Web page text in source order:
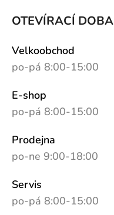
OTEVÍRACÍ DOBA
Velkoobchod
po-pá 8:00-15:00
E-shop
po-pá 8:00-15:00
Prodejna
po-ne 9:00-18:00
Servis
po-pá 8:00-15:00